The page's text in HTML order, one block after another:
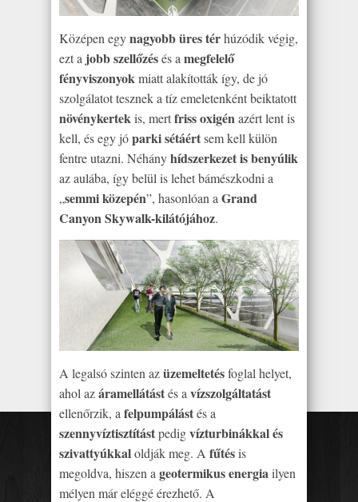
Középen egynagyobb üres térhúzódik végig,
ezt a jobb szellőzésés a megfelelő
fényviszonyokmiatt alakították így, de jó
szolgálatot tesznek a tíz emeletenként beiktatott
növénykertekis, mertfriss oxigénazért lent is
kell, és egy jóparki sétáértsem kell külön
fentre utazni. Néhányhídszerkezet is benyúlik
az aulába, így belül is lehet bámészkodni a
„semmi közepén”, hasonlóan a Grand
Canyon Skywalk-kilátójához.
A legalsó szinten azüzemeltetésfoglal helyet,
ahol azáramellátástés a vízszolgáltatást
ellenőrzik, a felpumpálástés a
szennyvíztisztítástpedigvízturbinákkal és
szivattyúkkaloldják meg. A fűtésis
megoldva, hiszen a geotermikus energia ilyen
mélyen már eléggé érezhető. A